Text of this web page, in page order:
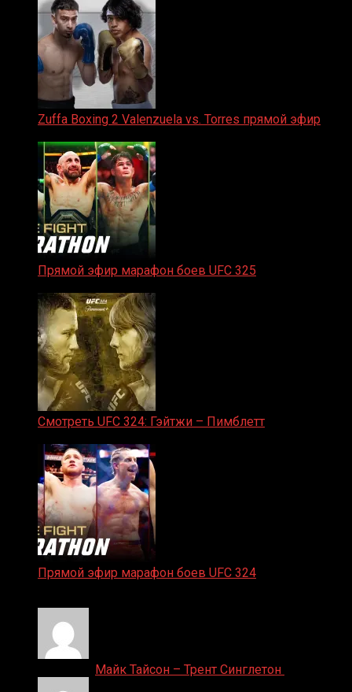
Zuffa Boxing 2 Valenzuela vs. Torres прямой эфир
Прямой эфир марафон боев UFC 325
Смотреть UFC 324: Гэйтжи – Пимблетт
Прямой эфир марафон боев UFC 324
Майк Тайсон – Трент Синглетон